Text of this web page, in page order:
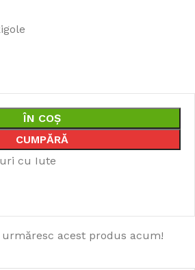
ÎN COȘ
CUMPĂRĂ
cu Iute
urmăresc acest produs acum!